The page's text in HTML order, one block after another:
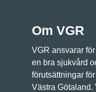
Om VGR
VGR ansvarar för
en bra sjukvård
förutsättningar
Västra Götaland.